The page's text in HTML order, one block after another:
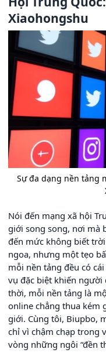
Xiaohongshu
Sự đa dạng nền tảng
Nói đến mạng xã hội
giới song song, nơi mà
đến mức không biết
ngoa, nhưng một tẹo
mỗi nền tảng đều có
vụ đặc biệt khiến người
thời, mỗi nền tảng là
online chẳng thua kém
giới. Cùng tôi, Biupbo,
chỉ vì chậm chạp trong
vòng những ngôi “đền